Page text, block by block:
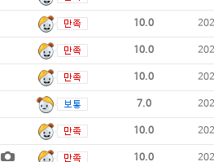
10.0
10.0
10.0
7.0
10.0
10.0